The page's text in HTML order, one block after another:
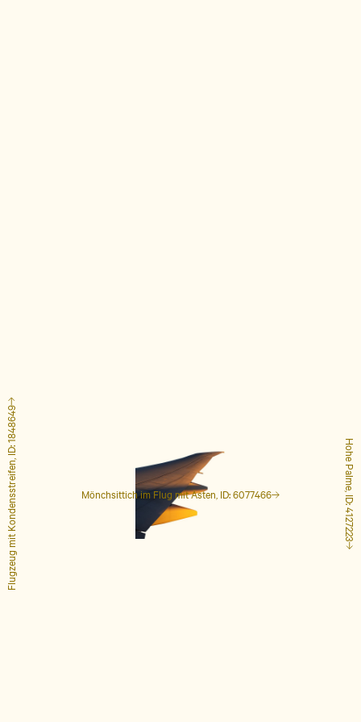
Mönchsittich im Flug mit Ästen, ID: 6077466 Hohe Palme, ID: 4127223
Flugzeug mit Kondensstreifen, ID: 1848649